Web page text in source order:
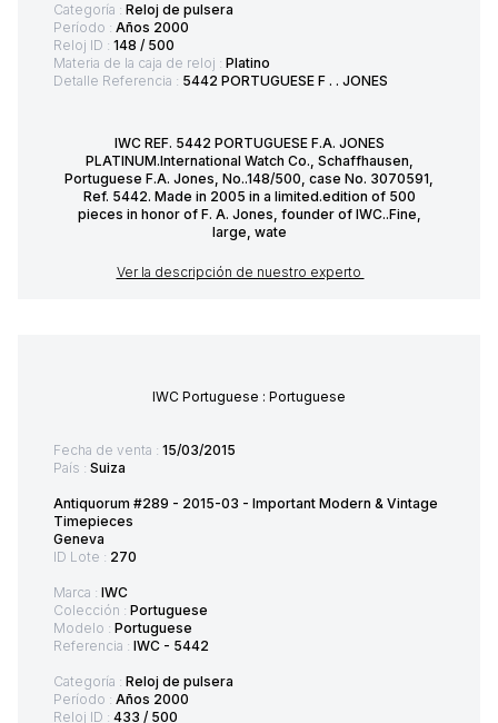
Categoría : Reloj de pulsera
Período : Años 2000
Reloj ID : 148 / 500
Materia de la caja de reloj : Platino
Detalle Referencia : 5442 PORTUGUESE F . . JONES
IWC REF. 5442 PORTUGUESE F.A. JONES
PLATINUM.International Watch Co., Schaffhausen,
Portuguese F.A. Jones, No..148/500, case No. 3070591,
Ref. 5442. Made in 2005 in a limited.edition of 500
pieces in honor of F. A. Jones, founder of IWC..Fine,
large, wate
Ver la descripción de nuestro experto
IWC Portuguese : Portuguese
Fecha de venta : 15/03/2015
País : Suiza
Antiquorum #289 - 2015-03 - Important Modern & Vintage
Timepieces
Geneva
ID Lote : 270
Marca : IWC
Colección : Portuguese
Modelo : Portuguese
Referencia : IWC - 5442
Categoría : Reloj de pulsera
Período : Años 2000
Reloj ID : 433 / 500